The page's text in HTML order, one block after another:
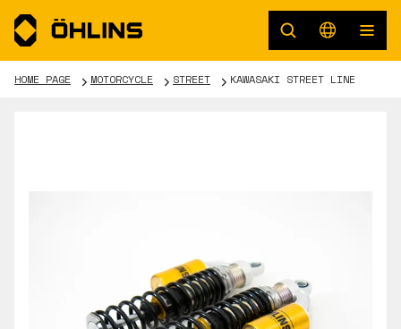
HOME PAGE MOTORCYCLE STREET KAWASAKI STREET LINE